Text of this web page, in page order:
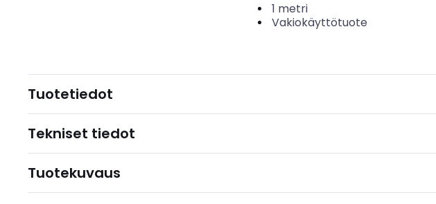
1 metri
Vakiokäyttötuote
Tuotetiedot
Tekniset tiedot
Tuotekuvaus